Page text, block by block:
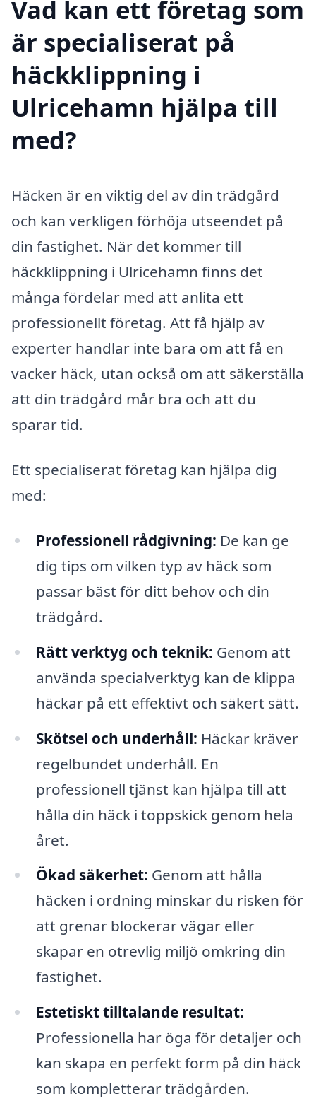
Vad kan ett företag som
är specialiserat på
häckklippning i
Ulricehamn hjälpa till
med?
Häcken är en viktig del av din trädgård
och kan verkligen förhöja utseendet på
din fastighet. När det kommer till
häckklippning i Ulricehamn finns det
många fördelar med att anlita ett
professionellt företag. Att få hjälp av
experter handlar inte bara om att få en
vacker häck, utan också om att säkerställa
att din trädgård mår bra och att du
sparar tid.
Ett specialiserat företag kan hjälpa dig
med:
Professionell rådgivning: De kan ge
dig tips om vilken typ av häck som
passar bäst för ditt behov och din
trädgård.
Rätt verktyg och teknik: Genom att
använda specialverktyg kan de klippa
häckar på ett effektivt och säkert sätt.
Skötsel och underhåll: Häckar kräver
regelbundet underhåll. En
professionell tjänst kan hjälpa till att
hålla din häck i toppskick genom hela
året.
Ökad säkerhet: Genom att hålla
häcken i ordning minskar du risken för
att grenar blockerar vägar eller
skapar en otrevlig miljö omkring din
fastighet.
Estetiskt tilltalande resultat:
Professionella har öga för detaljer och
kan skapa en perfekt form på din häck
som kompletterar trädgården.